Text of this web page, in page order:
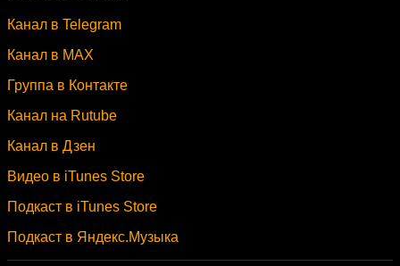
Канал в Telegram
Канал в MAX
Группа в Контакте
Канал на Rutube
Канал в Дзен
Видео в iTunes Store
Подкаст в iTunes Store
Подкаст в Яндекс.Музыка